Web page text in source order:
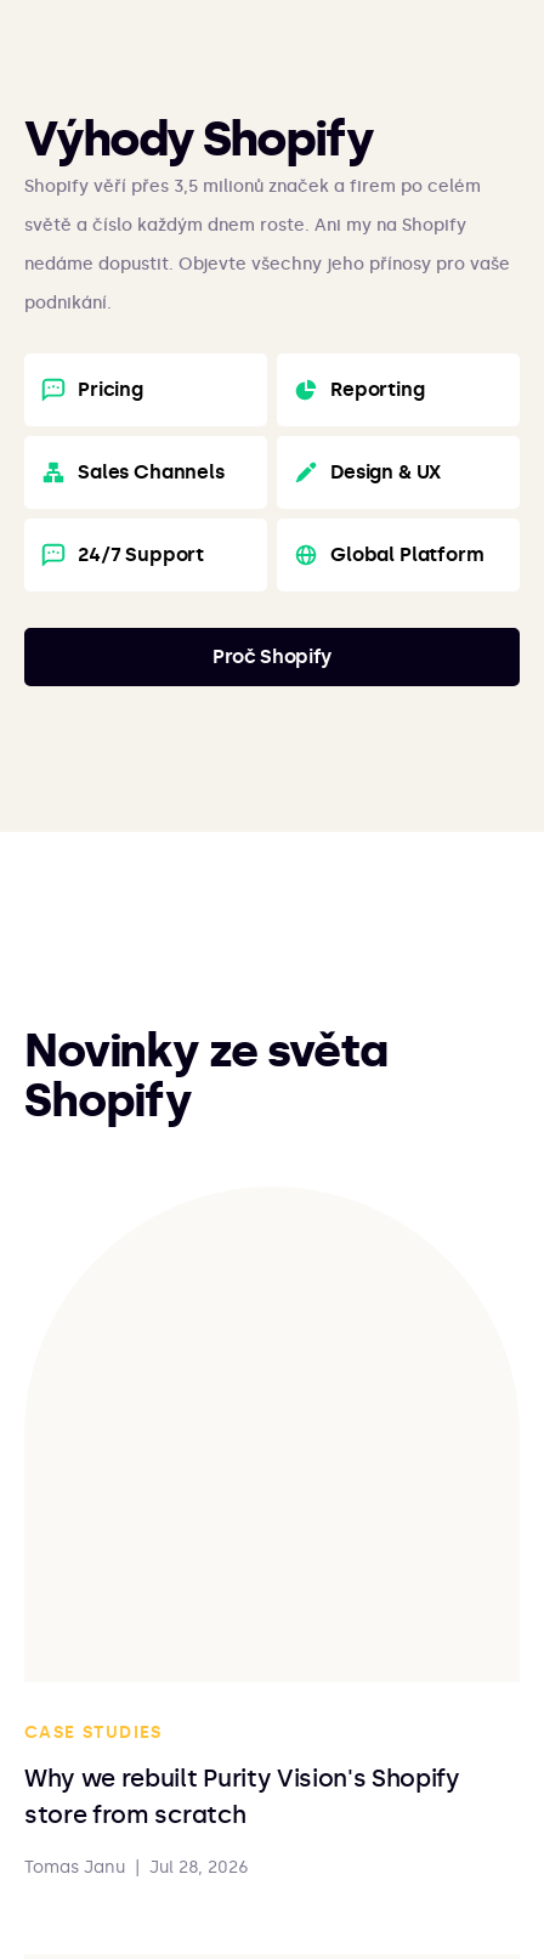
Výhody Shopify
Shopify věří přes 3,5 milionů značek a firem po celém
světě a číslo každým dnem roste. Ani my na Shopify
nedáme dopustit. Objevte všechny jeho přínosy pro vaše
podnikání.
Pricing Reporting
Sales Channels Design & UX
24/7 Support Global Platform
Proč Shopify
Novinky ze světa
Shopify
CASE STUDIES
Why we rebuilt Purity Vision's Shopify
store from scratch
Tomas Janu Jul 28, 2026